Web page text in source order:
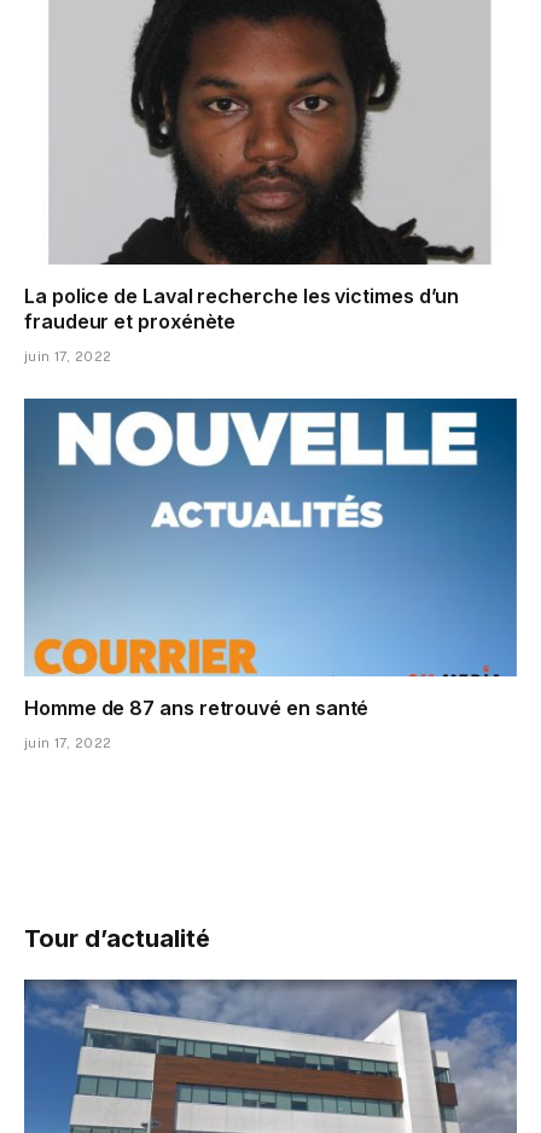
La police de Laval recherche les victimes d’un
fraudeur et proxénète
juin 17, 2022
Homme de 87 ans retrouvé en santé
juin 17, 2022
Tour d’actualité